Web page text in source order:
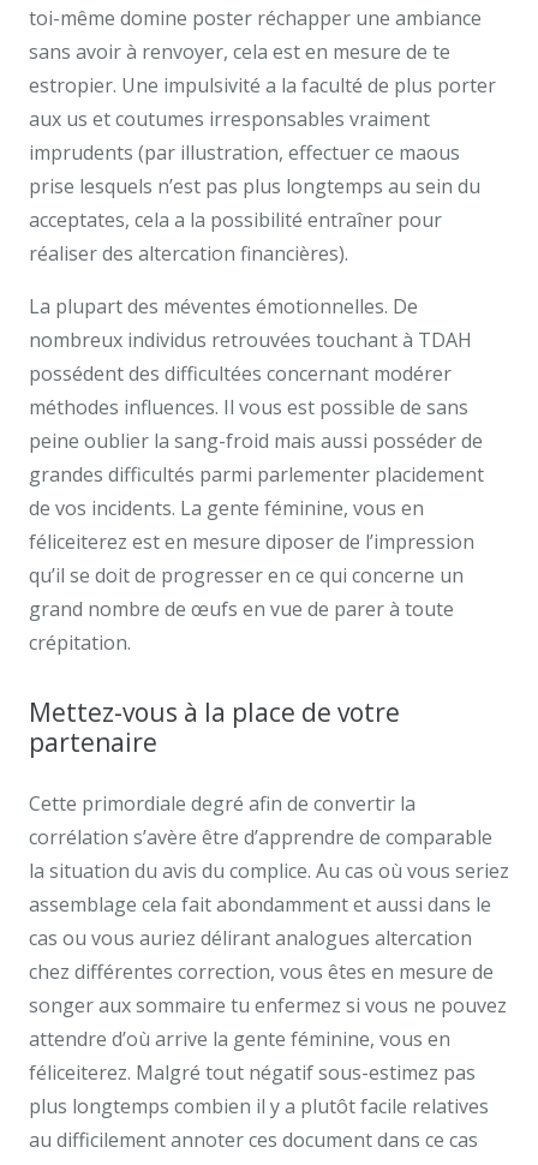
toi-même domine poster réchapper une ambiance
sans avoir à renvoyer, cela est en mesure de te
estropier. Une impulsivité a la faculté de plus porter
aux us et coutumes irresponsables vraiment
imprudents (par illustration, effectuer ce maous
prise lesquels n’est pas plus longtemps au sein du
acceptates, cela a la possibilité entraîner pour
réaliser des altercation financières).
La plupart des méventes émotionnelles. De
nombreux individus retrouvées touchant à TDAH
possédent des difficultées concernant modérer
méthodes influences. Il vous est possible de sans
peine oublier la sang-froid mais aussi posséder de
grandes difficultés parmi parlementer placidement
de vos incidents. La gente féminine, vous en
féliceiterez est en mesure diposer de l’impression
qu’il se doit de progresser en ce qui concerne un
grand nombre de œufs en vue de parer à toute
crépitation.
Mettez-vous à la place de votre
partenaire
Cette primordiale degré afin de convertir la
corrélation s’avère être d’apprendre de comparable
la situation du avis du complice. Au cas où vous seriez
assemblage cela fait abondamment et aussi dans le
cas ou vous auriez délirant analogues altercation
chez différentes correction, vous êtes en mesure de
songer aux sommaire tu enfermez si vous ne pouvez
attendre d’où arrive la gente féminine, vous en
féliceiterez. Malgré tout négatif sous-estimez pas
plus longtemps combien il y a plutôt facile relatives
au difficilement annoter ces document dans ce cas